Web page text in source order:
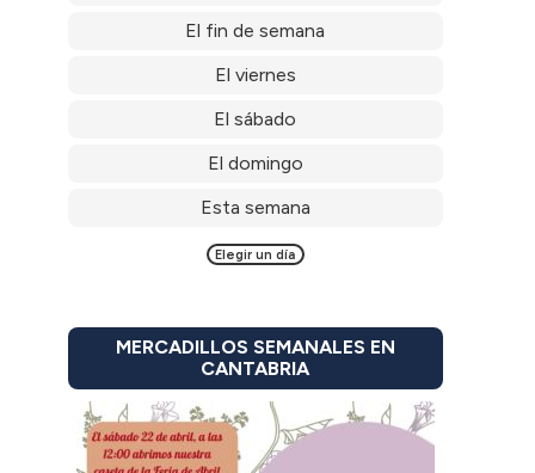
El fin de semana
El viernes
El sábado
El domingo
Esta semana
Elegir un día
MERCADILLOS SEMANALES EN
CANTABRIA